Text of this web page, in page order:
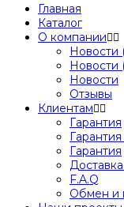
Главная
Каталог
О компании
Новости
Новости
Новости
Отзывы
Клиентам
Гарантия
Гарантия
Гарантия
F.A.Q
Обмен и